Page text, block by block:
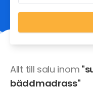
Allt till salu inom
bäddmadrass"